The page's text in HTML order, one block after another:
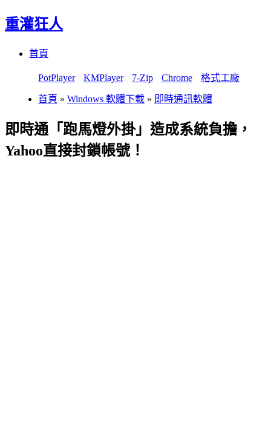
重灌狂人
首頁
PotPlayer KMPlayer 7-Zip Chrome 格式工廠
首頁 » Windows 軟體下載 » 即時通訊軟體
即時通「跑馬燈外掛」造成系統負擔，
Yahoo直接封鎖帳號！